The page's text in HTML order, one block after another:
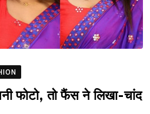
फोटो, तो फैंस ने लिखा-चांद